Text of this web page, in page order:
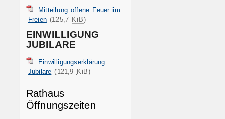
Mitteilung offene Feuer im
Freien (125,7 KiB)
EINWILLIGUNG
JUBILARE
Einwilligungserklärung
Jubilare (121,9 KiB)
Rathaus
Öffnungszeiten